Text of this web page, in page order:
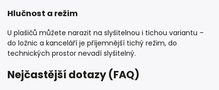
Hlučnost a režim
U plašičů můžete narazit na slyšitelnou i tichou variantu –
do ložnic a kanceláří je příjemnější tichý režim, do
technických prostor nevadí slyšitelný.
Nejčastější dotazy (FAQ)